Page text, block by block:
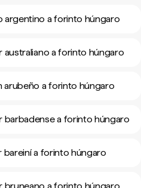
argentino a forinto húngaro
a forinto húngaro
arubeño a forinto húngaro
barbadense a forinto húngaro
bareiní a forinto húngaro